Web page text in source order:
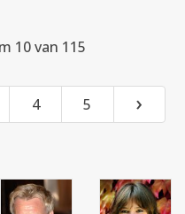
10 van 115
4 5 ›